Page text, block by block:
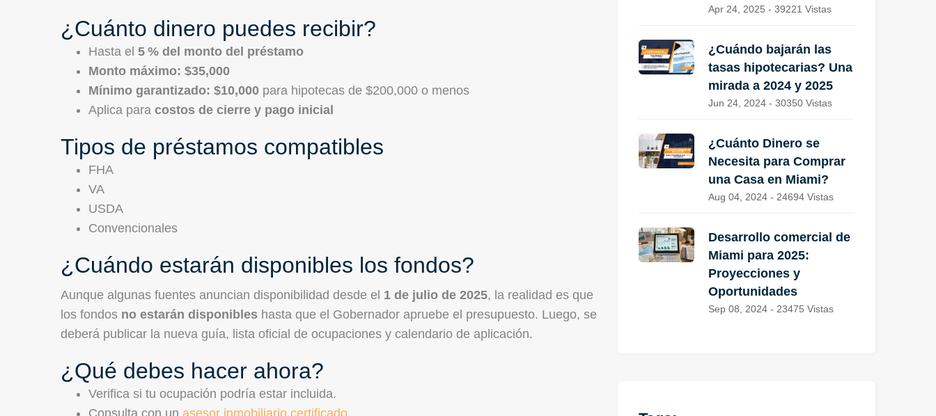
¿Cuánto dinero puedes recibir?
Hasta el 5 % del monto del préstamo
Monto máximo: $35,000
Mínimo garantizado: $10,000 para hipotecas de $200,000 o menos
Aplica para costos de cierre y pago inicial
Tipos de préstamos compatibles
FHA
VA
USDA
Convencionales
¿Cuándo estarán disponibles los fondos?
Aunque algunas fuentes anuncian disponibilidad desde el 1 de julio de 2025, la realidad es que
los fondos no estarán disponibles hasta que el Gobernador apruebe el presupuesto. Luego, se
deberá publicar la nueva guía, lista oficial de ocupaciones y calendario de aplicación.
¿Qué debes hacer ahora?
Verifica si tu ocupación podría estar incluida.
Apr 24, 2025 - 39221 Vistas
¿Cuándo bajarán las
tasas hipotecarias? Una
mirada a 2024 y 2025
Jun 24, 2024 - 30350 Vistas
¿Cuánto Dinero se
Necesita para Comprar
una Casa en Miami?
Aug 04, 2024 - 24694 Vistas
Desarrollo comercial de
Miami para 2025:
Proyecciones y
Oportunidades
Sep 08, 2024 - 23475 Vistas